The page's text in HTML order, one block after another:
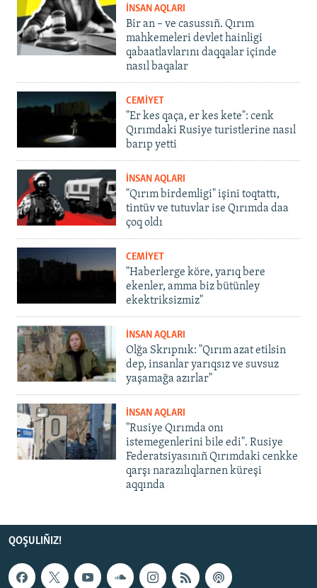
İNSAN AQLARI
Bir an – ve casussıñ. Qırım
mahkemeleri devlet hainligi
qabaatlavlarını daqqalar içinde
nasıl baqalar
CEMİYET
"Er kes qaça, er kes kete": cenk
Qırımdaki Rusiye turistlerine nasıl
barıp yetti
İNSAN AQLARI
"Qırım birdemligi" işini toqtattı,
tintüv ve tutuvlar ise Qırımda daa
çoq oldı
CEMİYET
"Haberlerge köre, yarıq bere
ekenler, amma biz bütünley
ekektriksizmiz"
İNSAN AQLARI
Olğa Skrıpnık: "Qırım azat etilsin
dep, insanlar yarıqsız ve suvsuz
yaşamağa azırlar"
İNSAN AQLARI
"Rusiye Qırımda onı
istemegenlerini bile edi". Rusiye
Federatsiyasınıñ Qırımdaki cenkke
qarşı narazılıqlarnen küreşi
aqqında
QOŞULIÑIZ!